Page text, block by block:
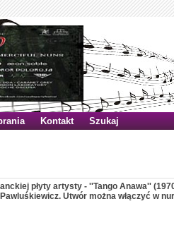
Kontakt Szukaj
płyty artysty - ''Tango Anawa''
Utwór można włączyć w